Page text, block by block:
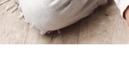
Spaß und Abenteuer für